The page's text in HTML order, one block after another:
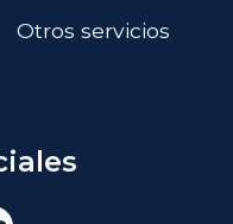
Otros servicios